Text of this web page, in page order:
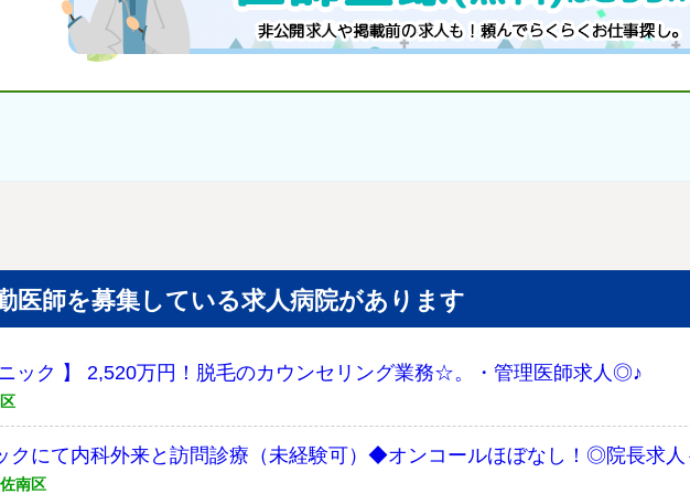
医師を募集している求人病院があります
ニック 】 2,520万円！脱毛のカウンセリング業務☆。・管理医師求人◎♪
クにて内科外来と訪問診療（未経験可）◆オンコールほぼなし！◎院長求人
南区